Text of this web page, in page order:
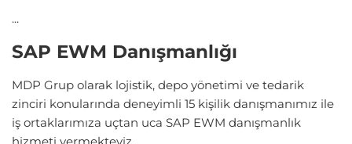
...
SAP EWM Danışmanlığı
MDP Grup olarak lojistik, depo yönetimi ve tedarik
zinciri konularında deneyimli 15 kişilik danışmanımız ile
iş ortaklarımıza uçtan uca SAP EWM danışmanlık